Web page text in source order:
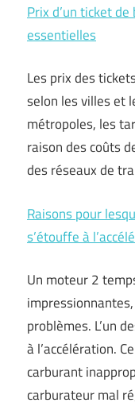
Prix d’un ticket
essentielles
Les prix des
selon les villes et
métropoles, les
raison des coûts
des réseaux de
Raisons pour
s’étouffe à
Un moteur 2
problèmes. L’un
à l’accélération.
carburant
carburateur mal